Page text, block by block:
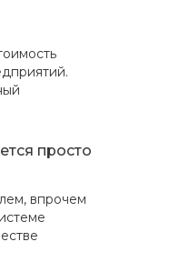
просто
впрочем